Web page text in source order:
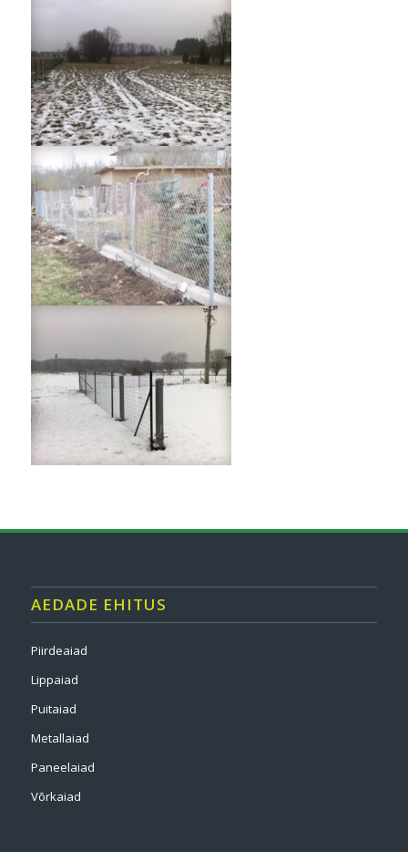
AEDADE EHITUS
Piirdeaiad
Lippaiad
Puitaiad
Metallaiad
Paneelaiad
Võrkaiad